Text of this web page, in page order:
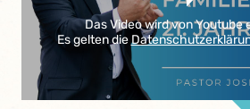
Das Video wird von Youtube
Es gelten die